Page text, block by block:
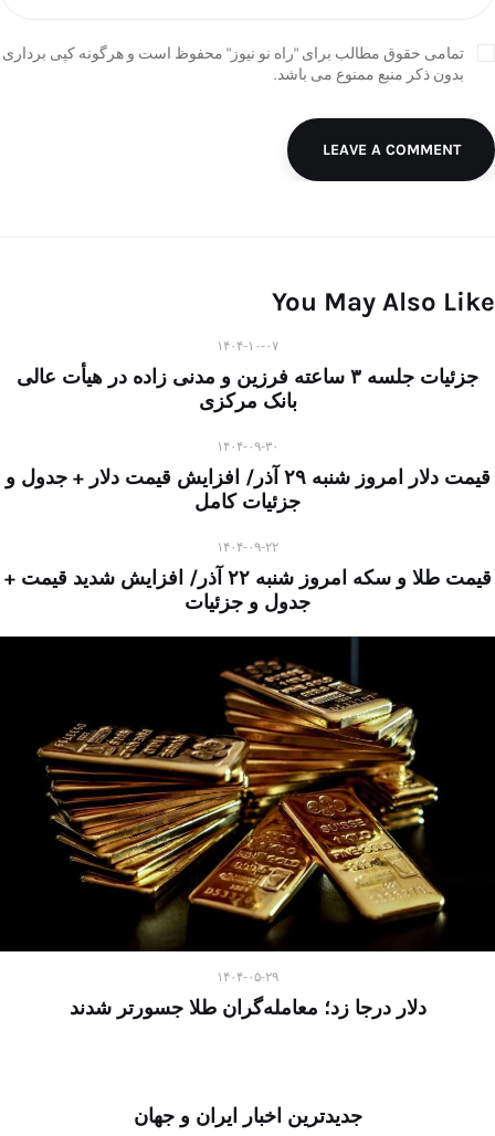
تمامی حقوق مطالب برای "راه نو نیوز" محفوظ است و هرگونه کپی برداری
بدون ذکر منبع ممنوع می باشد.
LEAVE A COMMENT
You May Also Like
۱۴۰۴-۱۰-۰۷
جزئیات جلسه ۳ ساعته فرزین و مدنی زاده در هیأت عالی
بانک مرکزی
۱۴۰۴-۰۹-۳۰
قیمت دلار امروز شنبه ۲۹ آذر/ افزایش قیمت دلار + جدول و
جزئیات کامل
۱۴۰۴-۰۹-۲۲
قیمت طلا و سکه امروز شنبه ۲۲ آذر/ افزایش شدید قیمت +
جدول و جزئیات
۱۴۰۴-۰۵-۲۹
دلار درجا زد؛ معامله‌گران طلا جسورتر شدند
جدیدترین اخبار ایران و جهان